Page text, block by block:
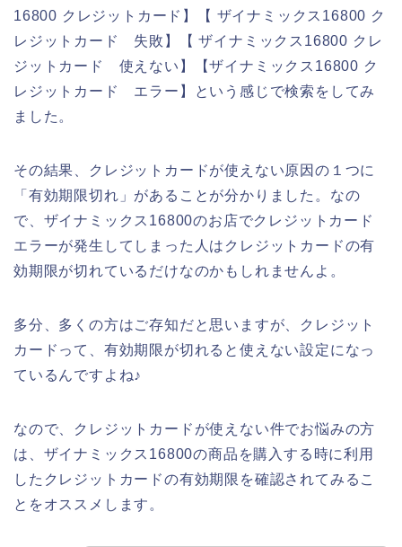
16800 クレジットカード】【 ザイナミックス16800 ク
レジットカード 失敗】【 ザイナミックス16800 クレ
ジットカード 使えない】【ザイナミックス16800 ク
レジットカード エラー】という感じで検索をしてみ
ました。
その結果、クレジットカードが使えない原因の１つに
「有効期限切れ」があることが分かりました。なの
で、ザイナミックス16800のお店でクレジットカード
エラーが発生してしまった人はクレジットカードの有
効期限が切れているだけなのかもしれませんよ。
多分、多くの方はご存知だと思いますが、クレジット
カードって、有効期限が切れると使えない設定になっ
ているんですよね♪
なので、クレジットカードが使えない件でお悩みの方
は、ザイナミックス16800の商品を購入する時に利用
したクレジットカードの有効期限を確認されてみるこ
とをオススメします。